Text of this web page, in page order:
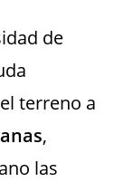
de
terreno a
,
las